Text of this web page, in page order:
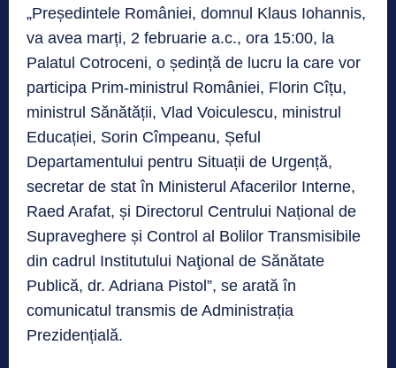
„Președintele României, domnul Klaus Iohannis,
va avea marți, 2 februarie a.c., ora 15:00, la
Palatul Cotroceni, o ședință de lucru la care vor
participa Prim-ministrul României, Florin Cîțu,
ministrul Sănătății, Vlad Voiculescu, ministrul
Educației, Sorin Cîmpeanu, Șeful
Departamentului pentru Situații de Urgență,
secretar de stat în Ministerul Afacerilor Interne,
Raed Arafat, și Directorul Centrului Național de
Supraveghere și Control al Bolilor Transmisibile
din cadrul Institutului Naţional de Sănătate
Publică, dr. Adriana Pistol”, se arată în
comunicatul transmis de Administrația
Prezidențială.